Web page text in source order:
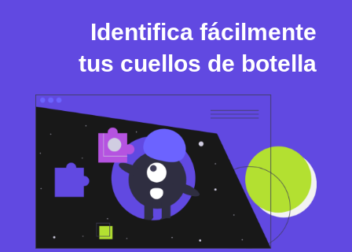
Identifica fácilmente
tus cuellos de botella